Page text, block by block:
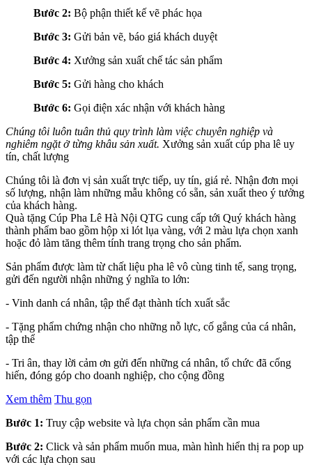
Bước 2: Bộ phận thiết kế vẽ phác họa
Bước 3: Gửi bản vẽ, báo giá khách duyệt
Bước 4: Xưởng sản xuất chế tác sản phẩm
Bước 5: Gửi hàng cho khách
Bước 6: Gọi điện xác nhận với khách hàng
Chúng tôi luôn tuân thủ quy trình làm việc chuyên nghiệp và
nghiêm ngặt ở từng khâu sản xuất. Xưởng sản xuất cúp pha lê uy
tín, chất lượng
Chúng tôi là đơn vị sản xuất trực tiếp, uy tín, giá rẻ. Nhận đơn mọi
số lượng, nhận làm những mẫu không có sẵn, sản xuất theo ý tưởng
của khách hàng.
Quà tặng Cúp Pha Lê Hà Nội QTG cung cấp tới Quý khách hàng
thành phẩm bao gồm hộp xi lót lụa vàng, với 2 màu lựa chọn xanh
hoặc đỏ làm tăng thêm tính trang trọng cho sản phẩm.
Sản phẩm được làm từ chất liệu pha lê vô cùng tinh tế, sang trọng,
gửi đến người nhận những ý nghĩa to lớn:
- Vinh danh cá nhân, tập thể đạt thành tích xuất sắc
- Tặng phẩm chứng nhận cho những nỗ lực, cố gắng của cá nhân,
tập thể
- Tri ân, thay lời cảm ơn gửi đến những cá nhân, tổ chức đã cống
hiến, đóng góp cho doanh nghiệp, cho cộng đồng
Xem thêm Thu gọn
Bước 1: Truy cập website và lựa chọn sản phẩm cần mua
Bước 2: Click và sản phẩm muốn mua, màn hình hiển thị ra pop up
với các lựa chọn sau